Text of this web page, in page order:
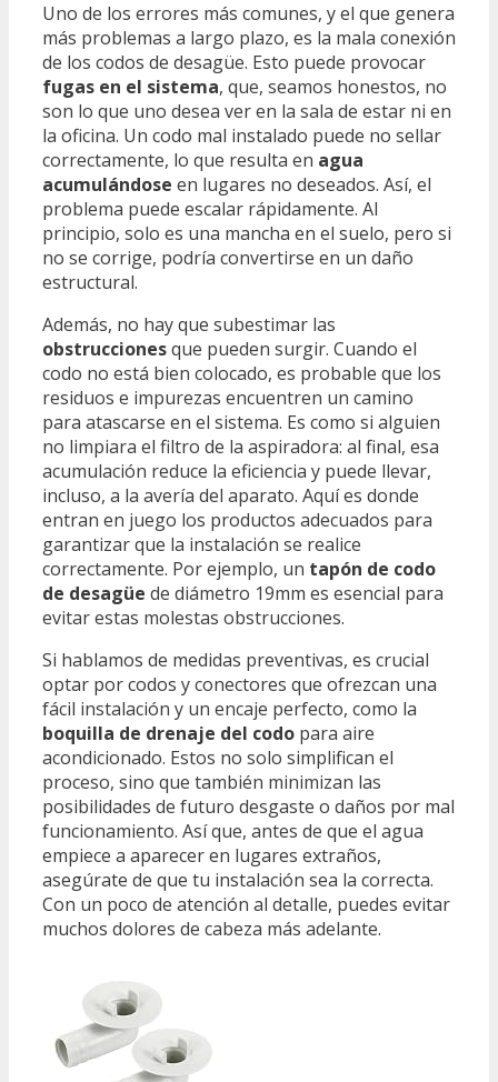
Uno de los errores más comunes, y el que genera
más problemas a largo plazo, es la mala conexión
de los codos de desagüe. Esto puede provocar
fugas en el sistema, que, seamos honestos, no
son lo que uno desea ver en la sala de estar ni en
la oficina. Un codo mal instalado puede no sellar
correctamente, lo que resulta en agua
acumulándose en lugares no deseados. Así, el
problema puede escalar rápidamente. Al
principio, solo es una mancha en el suelo, pero si
no se corrige, podría convertirse en un daño
estructural.
Además, no hay que subestimar las
obstruccionesque pueden surgir. Cuando el
codo no está bien colocado, es probable que los
residuos e impurezas encuentren un camino
para atascarse en el sistema. Es como si alguien
no limpiara el filtro de la aspiradora: al final, esa
acumulación reduce la eficiencia y puede llevar,
incluso, a la avería del aparato. Aquí es donde
entran en juego los productos adecuados para
garantizar que la instalación se realice
correctamente. Por ejemplo, un tapón de codo
de desagüe de diámetro 19mm es esencial para
evitar estas molestas obstrucciones.
Si hablamos de medidas preventivas, es crucial
optar por codos y conectores que ofrezcan una
fácil instalación y un encaje perfecto, como la
boquilla de drenaje del codo para aire
acondicionado. Estos no solo simplifican el
proceso, sino que también minimizan las
posibilidades de futuro desgaste o daños por mal
funcionamiento. Así que, antes de que el agua
empiece a aparecer en lugares extraños,
asegúrate de que tu instalación sea la correcta.
Con un poco de atención al detalle, puedes evitar
muchos dolores de cabeza más adelante.